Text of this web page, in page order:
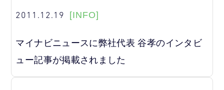
2011.12.19 [INFO]
マイナビニュースに弊社代表 谷孝のインタビ
ュー記事が掲載されました